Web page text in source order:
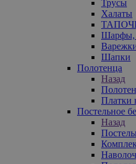
Трусы
Халаты
Шарфы,
Шапки
Полотенца
Назад
Платки
Постельное
Назад